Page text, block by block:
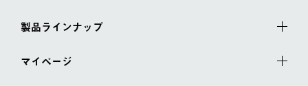
製品ラインナップ
マイページ